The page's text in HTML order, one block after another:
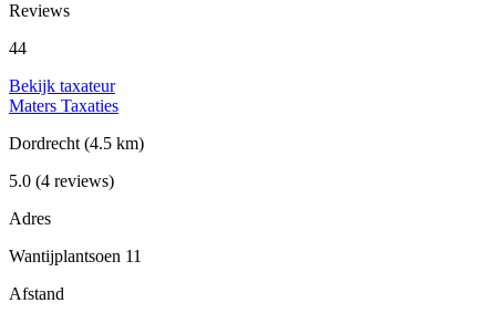
Reviews
44
Bekijk taxateur
Maters Taxaties
Dordrecht (4.5 km)
5.0 (4 reviews)
Adres
Wantijplantsoen 11
Afstand